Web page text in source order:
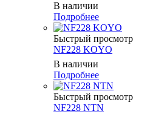
В наличии
Подробнее
Быстрый просмотр
NF228 KOYO
В наличии
Подробнее
Быстрый просмотр
NF228 NTN